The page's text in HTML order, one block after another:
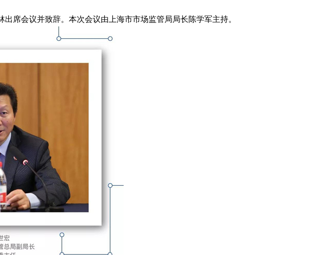
会议并致辞。本次会议由上海市市场监管局局长陈学军主持。